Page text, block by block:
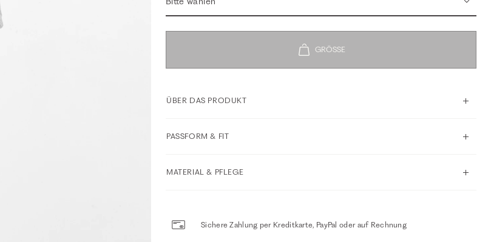
ÜBER DAS PRODUKT
PASSFORM & FIT
MATERIAL & PFLEGE
Sichere Zahlung per Kreditkarte, PayPal oder auf Rechnung